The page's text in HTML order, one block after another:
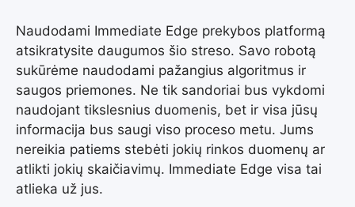
Naudodami Immediate Edge prekybos platformą
atsikratysite daugumos šio streso. Savo robotą
sukūrėme naudodami pažangius algoritmus ir
saugos priemones. Ne tik sandoriai bus vykdomi
naudojant tikslesnius duomenis, bet ir visa jūsų
informacija bus saugi viso proceso metu. Jums
nereikia patiems stebėti jokių rinkos duomenų ar
atlikti jokių skaičiavimų. Immediate Edge visa tai
atlieka už jus.